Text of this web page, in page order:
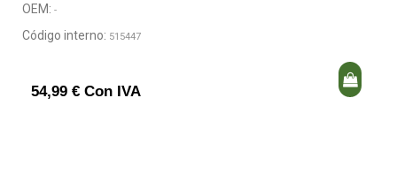
OEM: -
Código interno: 515447
54,99 € Con IVA